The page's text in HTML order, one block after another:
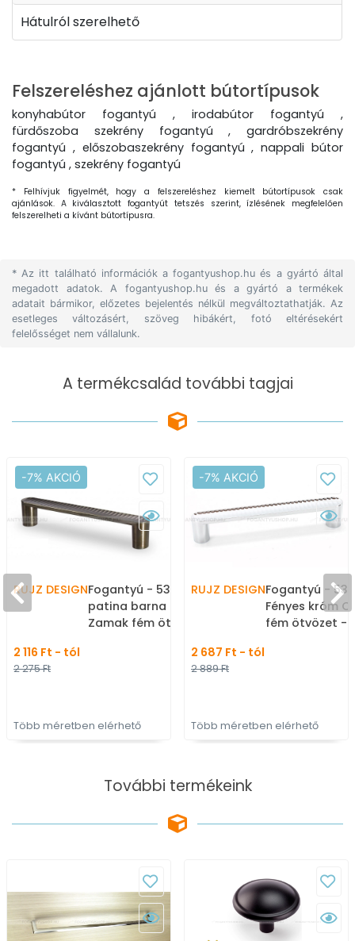
Hátulról szerelhető
Felszereléshez ajánlott bútortípusok
konyhabútor fogantyú , irodabútor fogantyú ,
fürdőszoba szekrény fogantyú , gardróbszekrény
fogantyú , előszobaszekrény fogantyú , nappali bútor
fogantyú , szekrény fogantyú
* Felhívjuk figyelmét, hogy a felszereléshez kiemelt bútortípusok csak
ajánlások. A kiválasztott fogantyút tetszés szerint, ízlésének megfelelően
felszerelheti a kívánt bútortípusra.
* Az itt található információk a fogantyushop.hu és a gyártó által
megadott adatok. A fogantyushop.hu és a gyártó a termékek
adatait bármikor, előzetes bejelentés nélkül megváltoztathatják. Az
esetleges változásért, szöveg hibákért, fotó eltérésekért
felelősséget nem vállalunk.
A termékcsalád további tagjai
-7% AKCIÓ
RUJZ DESIGNFogantyú - 536.16 - Antik
patina barna MsPatL -
Zamak fém ötvözet -
fém bútorfogantyú
2 116 Ft - tól
2 275 Ft
Több méretben elérhető
-7% AKCIÓ
RUJZ DESIGNFogantyú -
Fényes króm
fém ötvözet -
2 687 Ft - tól
2 889 Ft
Több méretben elérhető
További termékeink